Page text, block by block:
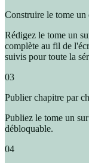
Construire le tome un
Rédigez le tome un
complète au fil de
suivis pour toute la
03
Publier chapitre par
Publiez le tome un
débloquable.
04